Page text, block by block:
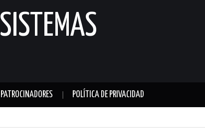
PATROCINADORES POLÍTICA DE PRIVACIDAD